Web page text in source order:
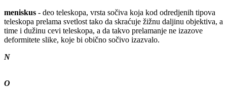
meniskus - deo teleskopa, vrsta sočiva koja kod odredjenih tipova
teleskopa prelama svetlost tako da skraćuje žižnu daljinu objektiva, a
time i dužinu cevi teleskopa, a da takvo prelamanje ne izazove
deformitete slike, koje bi obično sočivo izazvalo.
N
O